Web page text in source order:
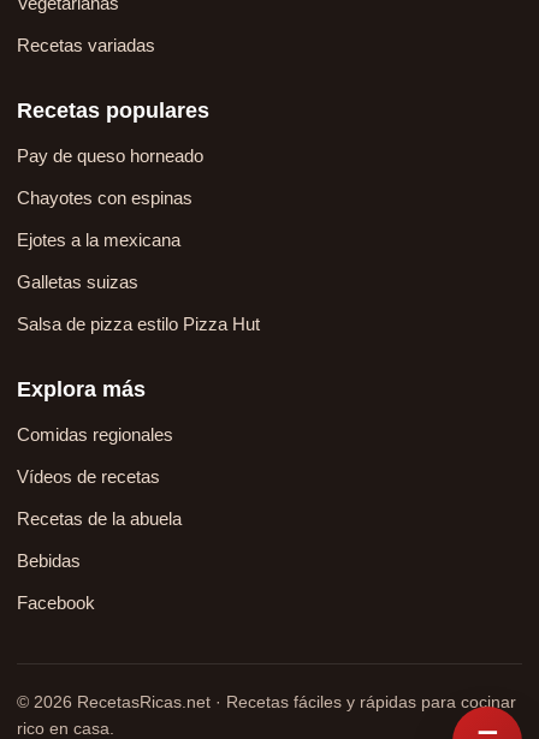
Recetas variadas
Recetas populares
Pay de queso horneado
Chayotes con espinas
Ejotes a la mexicana
Galletas suizas
Salsa de pizza estilo Pizza Hut
Explora más
Comidas regionales
Vídeos de recetas
Recetas de la abuela
Bebidas
Facebook
© 2026 RecetasRicas.net · Recetas fáciles y rápidas para cocinar
rico en casa.